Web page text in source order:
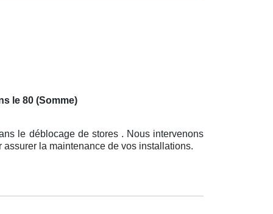
le 80 (Somme)
le déblocage de stores . Nous intervenons
la maintenance de vos installations.